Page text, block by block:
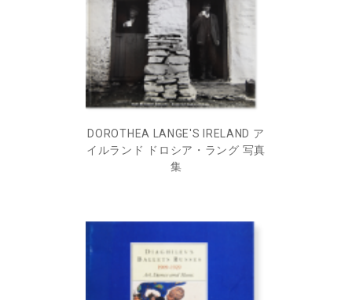
DOROTHEA LANGE'S IRELAND ア
イルランド ドロシア・ラング 写真
集